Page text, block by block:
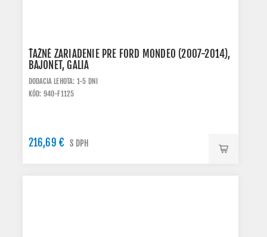
ŤAŽNÉ ZARIADENIE PRE FORD MONDEO (2007-2014),
BAJONET, GALIA
DODACIA LEHOTA: 1-5 DNI
KÓD: 940-F1125
216,69 € S DPH